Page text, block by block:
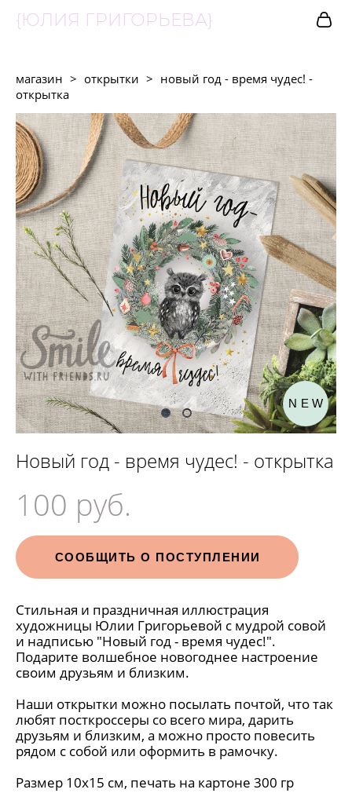
{ЮЛИЯ ГРИГОРЬЕВА}
магазин > открытки > новый год - время чудес! -
открытка
NEW
Новый год - время чудес! - открытка
100 pуб.
СООБЩИТЬ О ПОСТУПЛЕНИИ
Стильная и праздничная иллюстрация
художницы Юлии Григорьевой с мудрой совой
и надписью "Новый год - время чудес!".
Подарите волшебное новогоднее настроение
своим друзьям и близким.
Наши открытки можно посылать почтой, что так
любят посткроссеры со всего мира, дарить
друзьям и близким, а можно просто повесить
рядом с собой или оформить в рамочку.
Размер 10х15 см, печать на картоне 300 гр